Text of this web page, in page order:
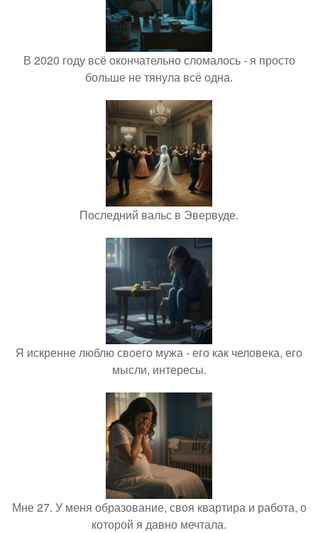
В 2020 году всё окончательно сломалось - я просто
больше не тянула всё одна.
Последний вальс в Эвервуде.
Я искренне люблю своего мужа - его как человека, его
мысли, интересы.
Мне 27. У меня образование, своя квартира и работа, о
которой я давно мечтала.